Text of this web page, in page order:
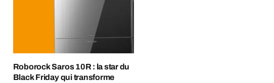
Roborock Saros 10R : la star du
Black Friday qui transforme